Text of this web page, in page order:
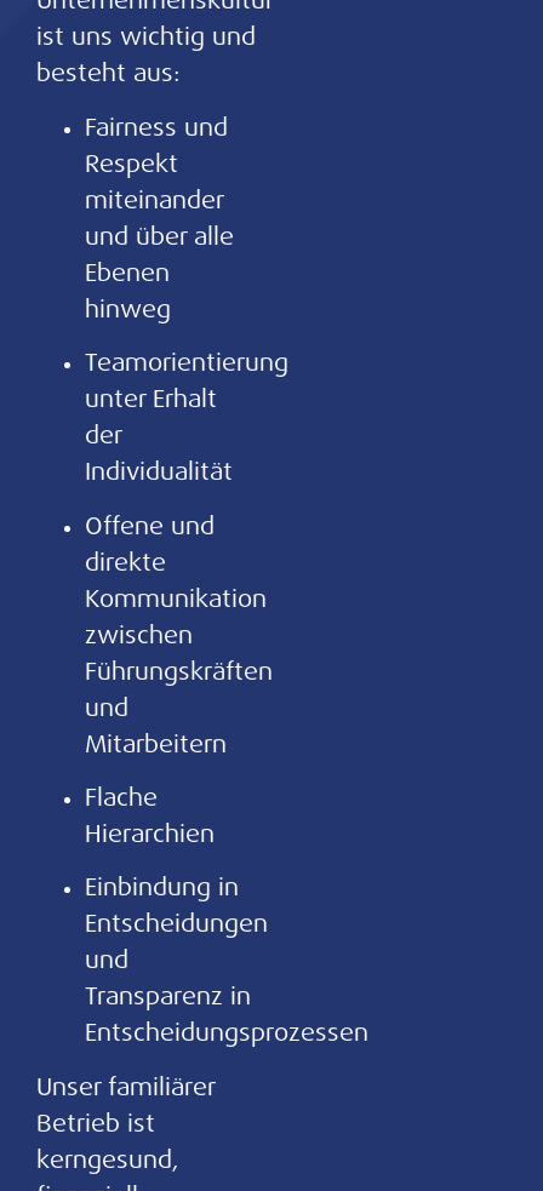
ist uns wichtig und
besteht aus:
Fairness und
Respekt
miteinander
und über alle
Ebenen
hinweg
Teamorientierung
unter Erhalt
der
Individualität
Offene und
direkte
Kommunikation
zwischen
Führungskräften
und
Mitarbeitern
Flache
Hierarchien
Einbindung in
Entscheidungen
und
Transparenz in
Entscheidungsprozessen
Unser familiärer
Betrieb ist
kerngesund,